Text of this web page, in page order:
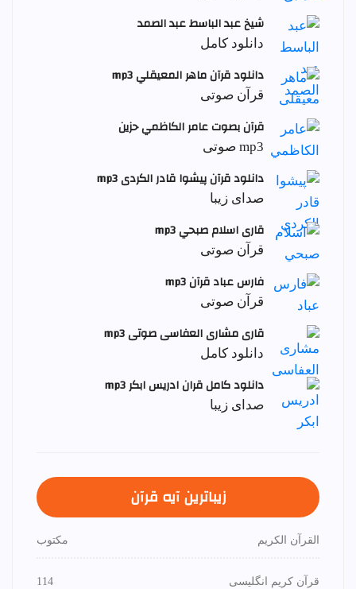
شيخ عبد الباسط عبد الصمد
دانلود کامل
دانلود قرآن ماهر المعيقلي mp3
قرآن صوتی
قرآن بصوت عامر الكاظمي حزين
mp3 صوتی
دانلود قرآن پیشوا قادر الکردی mp3
صدای زیبا
قاری اسلام صبحي mp3
قرآن صوتی
فارس عباد قرآن mp3
قرآن صوتی
قاری مشاری العفاسی صوتی mp3
دانلود کامل
دانلود کامل قران ادریس ابکر mp3
صدای زیبا
زیباترین آیه قرآن
القرآن الكريم مكتوب
قرآن کریم انگلیسی 114